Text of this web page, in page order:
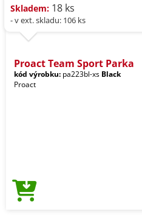
Skladem: 18 ks
- v ext. skladu: 106 ks
Proact Team Sport Parka
kód výrobku: pa223bl-xs Black
Proact